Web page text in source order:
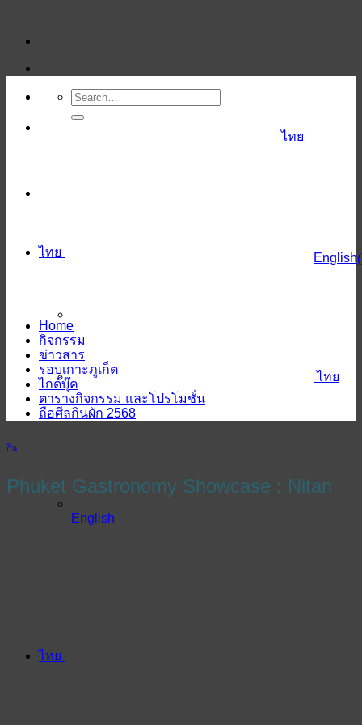
เนื้อหา
ไทย
ไทย
English
ไทย
ไทย
English(
Home
กิจกรรม
ข่าวสาร
รอบเกาะภูเก็ต
ไกด์บุ๊ค
ตารางกิจกรรม และโปรโมชั่น
ถือศีลกินผัก 2568
กิน
Phuket Gastronomy Showcase : Nitan